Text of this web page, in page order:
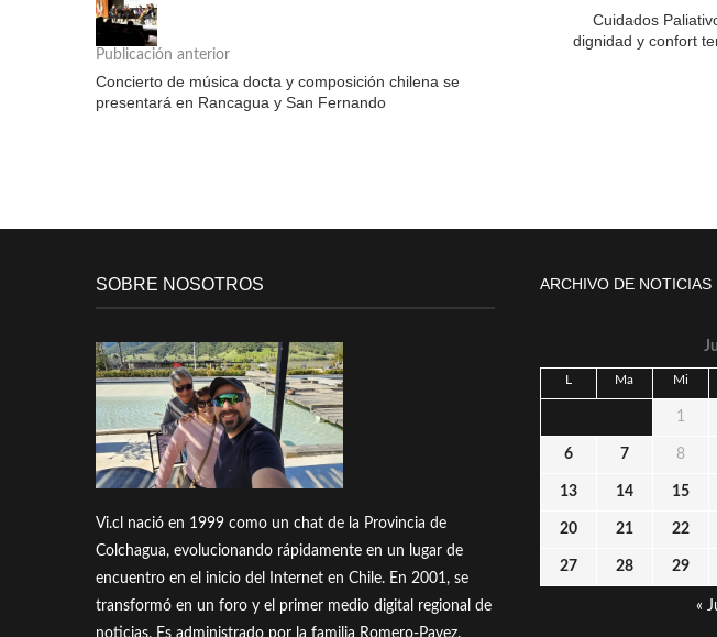
Publicación anterior
Concierto de música docta y composición chilena se
presentará en Rancagua y San Fernando
Cuidados
dignidad y confort
SOBRE NOSOTROS
Vi.cl nació en 1999 como un chat de la Provincia de
Colchagua, evolucionando rápidamente en un lugar de
encuentro en el inicio del Internet en Chile. En 2001, se
transformó en un foro y el primer medio digital regional de
noticias. Es administrado por la familia Romero-Pavez.
ARCHIVO DE NOTICIAS
L Ma Mi
1
6 7 8
13 14 15
20 21 22
27 28 29
«